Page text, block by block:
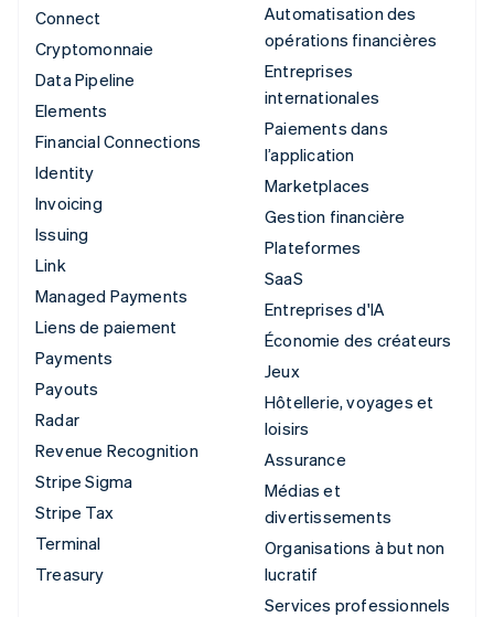
Connect
Cryptomonnaie
Data Pipeline
Elements
Financial Connections
Identity
Invoicing
Issuing
Link
Managed Payments
Liens de paiement
Payments
Payouts
Radar
Revenue Recognition
Stripe Sigma
Stripe Tax
Terminal
Treasury
Automatisation des
opérations financières
Entreprises
internationales
Paiements dans
l’application
Marketplaces
Gestion financière
Plateformes
SaaS
Entreprises d'IA
Économie des créateurs
Jeux
Hôtellerie, voyages et
loisirs
Assurance
Médias et
divertissements
Organisations à but non
lucratif
Services professionnels